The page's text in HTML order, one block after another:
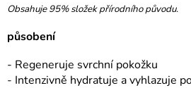
Obsahuje 95% složek přírodního původu.
působení
- Regeneruje svrchní pokožku
- Intenzivně hydratuje a vyhlazuje